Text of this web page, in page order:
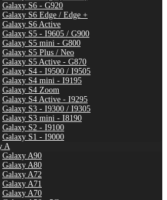
Galaxy S6 - G920
Galaxy S6 Edge / Edge +
Galaxy S6 Active
Galaxy S5 - I9605 / G900
Galaxy S5 mini - G800
Galaxy S5 Plus / Neo
Galaxy S5 Active - G870
Galaxy S4 - I9500 / I9505
Galaxy S4 mini - I9195
Galaxy S4 Zoom
Galaxy S4 Active - I9295
Galaxy S3 - I9300 / I9305
Galaxy S3 mini - I8190
Galaxy S2 - I9100
Galaxy S1 - I9000
A
Galaxy A90
Galaxy A80
Galaxy A72
Galaxy A71
Galaxy A70